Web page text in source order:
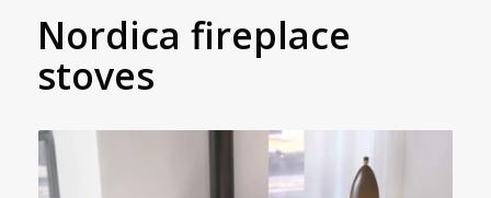
Nordica fireplace
stoves